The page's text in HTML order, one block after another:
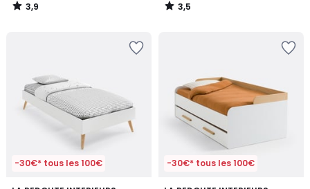
3,9
/
3,5
/
-30€* tous les 100€ -30€* tous les 100€